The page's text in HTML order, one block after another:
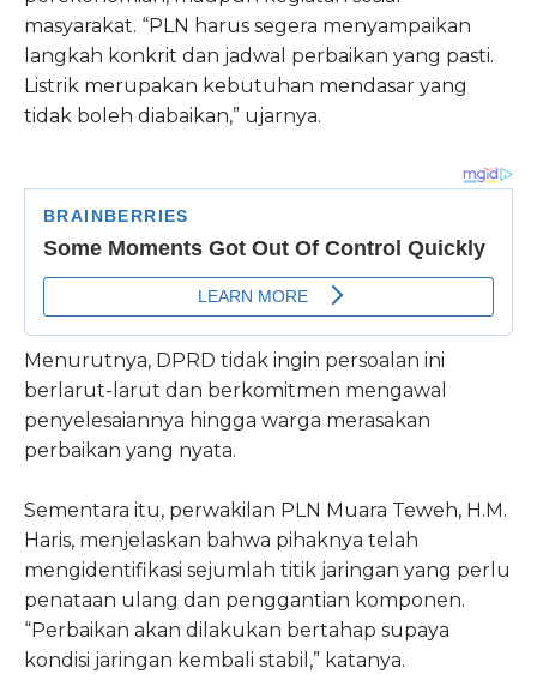
masyarakat. “PLN harus segera menyampaikan
langkah konkrit dan jadwal perbaikan yang pasti.
Listrik merupakan kebutuhan mendasar yang
tidak boleh diabaikan,” ujarnya.
Menurutnya, DPRD tidak ingin persoalan ini
berlarut-larut dan berkomitmen mengawal
penyelesaiannya hingga warga merasakan
perbaikan yang nyata.
Sementara itu, perwakilan PLN Muara Teweh, H.M.
Haris, menjelaskan bahwa pihaknya telah
mengidentifikasi sejumlah titik jaringan yang perlu
penataan ulang dan penggantian komponen.
“Perbaikan akan dilakukan bertahap supaya
kondisi jaringan kembali stabil,” katanya.